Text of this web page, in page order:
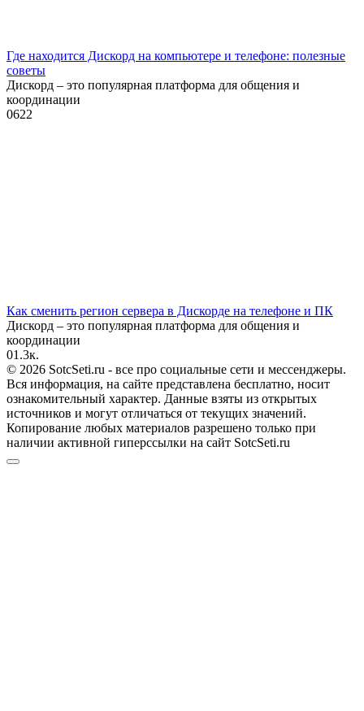
Где находится Дискорд на компьютере и телефоне: полезные
советы
Дискорд – это популярная платформа для общения и
координации
0622
Как сменить регион сервера в Дискорде на телефоне и ПК
Дискорд – это популярная платформа для общения и
координации
01.3к.
© 2026 SotcSeti.ru - все про социальные сети и мессенджеры.
Вся информация, на сайте представлена бесплатно, носит
ознакомительный характер. Данные взяты из открытых
источников и могут отличаться от текущих значений.
Копирование любых материалов разрешено только при
наличии активной гиперссылки на сайт SotcSeti.ru